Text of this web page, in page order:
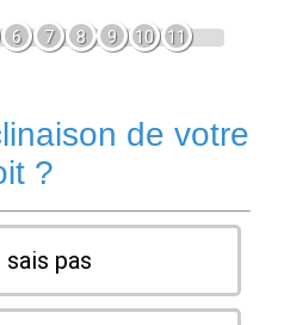
6 7 8 9 10 11
de votre
?
sais pas